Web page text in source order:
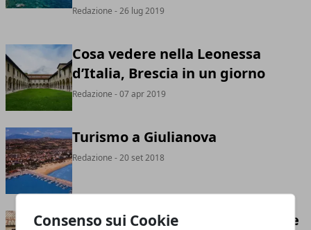
Consenso sui Cookie
Redazione - 26 lug 2019
Cosa vedere nella Leonessa
d’Italia, Brescia in un giorno
Redazione - 07 apr 2019
Turismo a Giulianova
Redazione - 20 set 2018
Pisa, Siena, Lucca e Firenze: dove